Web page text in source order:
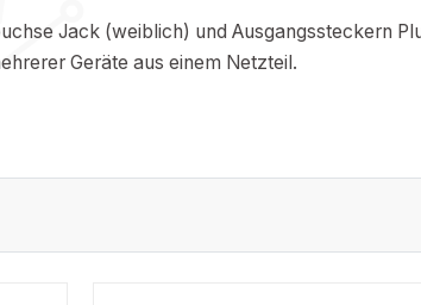
Jack (weiblich) und Ausgangssteckern
Geräte aus einem Netzteil.